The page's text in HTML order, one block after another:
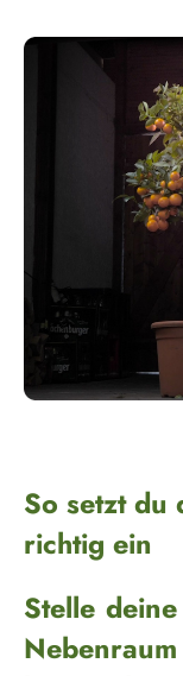
So setzt du
richtig ein
Stelle